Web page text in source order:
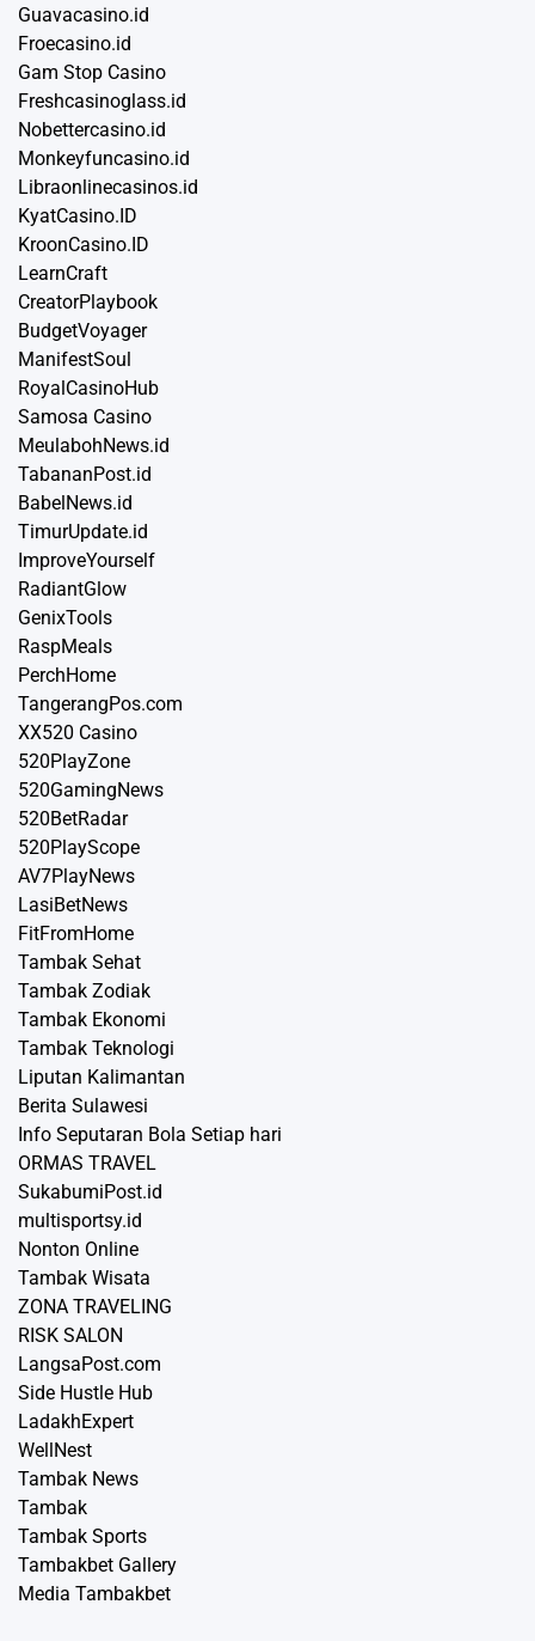
Guavacasino.id
Froecasino.id
Gam Stop Casino
Freshcasinoglass.id
Nobettercasino.id
Monkeyfuncasino.id
Libraonlinecasinos.id
KyatCasino.ID
KroonCasino.ID
LearnCraft
CreatorPlaybook
BudgetVoyager
ManifestSoul
RoyalCasinoHub
Samosa Casino
MeulabohNews.id
TabananPost.id
BabelNews.id
TimurUpdate.id
ImproveYourself
RadiantGlow
GenixTools
RaspMeals
PerchHome
TangerangPos.com
XX520 Casino
520PlayZone
520GamingNews
520BetRadar
520PlayScope
AV7PlayNews
LasiBetNews
FitFromHome
Tambak Sehat
Tambak Zodiak
Tambak Ekonomi
Tambak Teknologi
Liputan Kalimantan
Berita Sulawesi
Info Seputaran Bola Setiap hari
ORMAS TRAVEL
SukabumiPost.id
multisportsy.id
Nonton Online
Tambak Wisata
ZONA TRAVELING
RISK SALON
LangsaPost.com
Side Hustle Hub
LadakhExpert
WellNest
Tambak News
Tambak
Tambak Sports
Tambakbet Gallery
Media Tambakbet